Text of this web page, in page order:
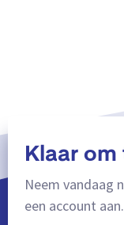
Klaar om
Neem vandaag
een account aan.